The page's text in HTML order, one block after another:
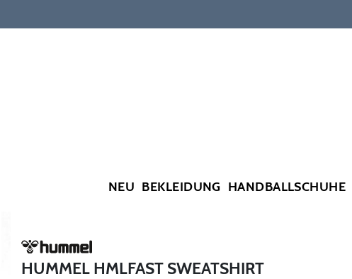
NEU BEKLEIDUNG HANDBALLSCHUHE
HUMMEL HMLFAST SWEATSHIRT